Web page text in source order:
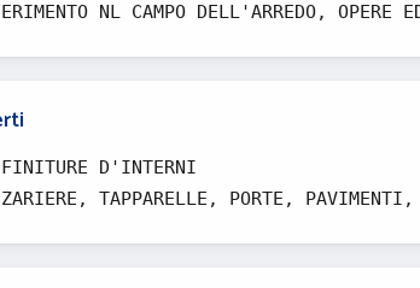
NL CAMPO DELL'ARREDO,
FINITURE D'INTERNI
TAPPARELLE, PORTE,